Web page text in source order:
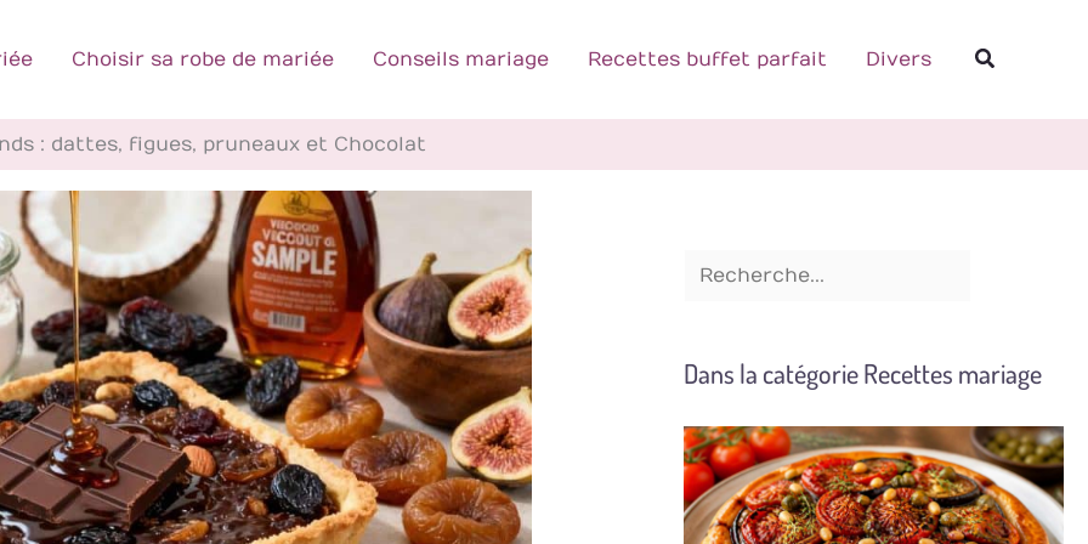
Choisir sa robe de mariée Conseils mariage Recettes buffet parfait Divers
: dattes, figues, pruneaux et Chocolat
e
e
r
Dans la catégorie Recettes mariage